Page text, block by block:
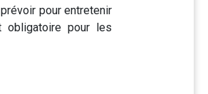
pour entretenir
obligatoire pour les